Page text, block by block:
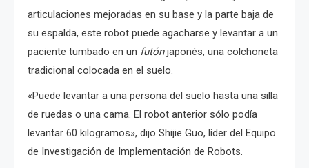
articulaciones mejoradas en su base y la parte baja de
su espalda, este robot puede agacharse y levantar a un
paciente tumbado en un futónjaponés, una colchoneta
tradicional colocada en el suelo.
«Puede levantar a una persona del suelo hasta una silla
de ruedas o una cama. El robot anterior sólo podía
levantar 60 kilogramos», dijo Shijie Guo, líder del Equipo
de Investigación de Implementación de Robots.